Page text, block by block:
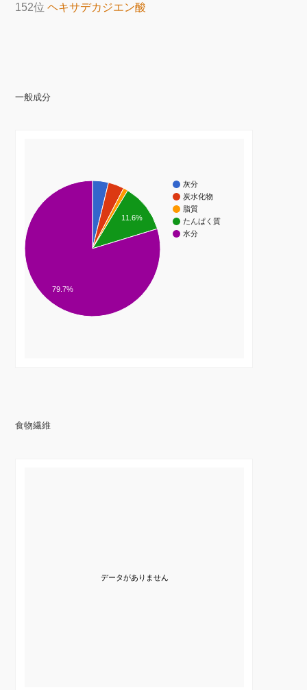
152位ヘキサデカジエン酸
一般成分
灰分
炭水化物
脂質
たんぱく質
水分
11.6%
79.7%
食物繊維
データがありません